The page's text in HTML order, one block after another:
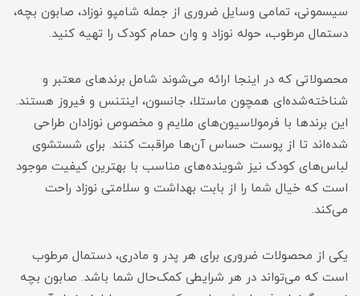
سیسمونی، تمامی وسایل ضروری از جمله شامپو نوزاد، صابون بچه،
دستمال مرطوب، حوله نوزاد و وان حمام کودک را تهیه کنید.
محصولاتی که در اینجا ارائه می‌شوند شامل برندهای معتبر و
شناخته‌شده‌ای همچون ماستلا، جانسون، اینتنس و فیروز هستند.
این برندها با فرمولاسیون‌های ملایم و مخصوص نوزادان طراحی
شده‌اند تا از پوست حساس آن‌ها مراقبت کنند. برای شستشوی
لباس‌های کودک نیز شوینده‌های مناسب با بهترین کیفیت موجود
است که خیال شما را از بابت بهداشت و سلامتی نوزاد راحت
می‌کند.
یکی از محصولات ضروری برای هر پدر و مادری، دستمال مرطوب
است که می‌تواند در هر شرایطی کمک‌حال شما باشد. صابون بچه